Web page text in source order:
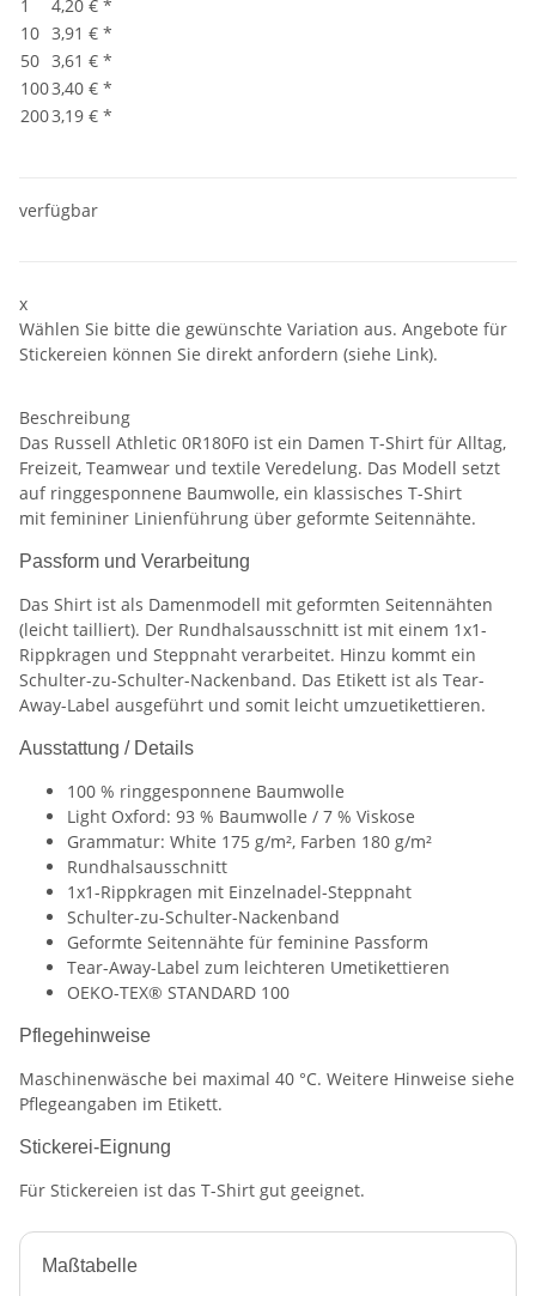
1 4,20 € *
10 3,91 € *
50 3,61 € *
1003,40 € *
2003,19 € *
verfügbar
x
Wählen Sie bitte die gewünschte Variation aus. Angebote für
Stickereien können Sie direkt anfordern (siehe Link).
Beschreibung
Das Russell Athletic 0R180F0 ist ein Damen T-Shirt für Alltag,
Freizeit, Teamwear und textile Veredelung. Das Modell setzt
auf ringgesponnene Baumwolle, ein klassisches T-Shirt
mit femininer Linienführung über geformte Seitennähte.
Passform und Verarbeitung
Das Shirt ist als Damenmodell mit geformten Seitennähten
(leicht tailliert). Der Rundhalsausschnitt ist mit einem 1x1-
Rippkragen und Steppnaht verarbeitet. Hinzu kommt ein
Schulter-zu-Schulter-Nackenband. Das Etikett ist als Tear-
Away-Label ausgeführt und somit leicht umzuetikettieren.
Ausstattung / Details
100 % ringgesponnene Baumwolle
Light Oxford: 93 % Baumwolle / 7 % Viskose
Grammatur: White 175 g/m², Farben 180 g/m²
Rundhalsausschnitt
1x1-Rippkragen mit Einzelnadel-Steppnaht
Schulter-zu-Schulter-Nackenband
Geformte Seitennähte für feminine Passform
Tear-Away-Label zum leichteren Umetikettieren
OEKO-TEX® STANDARD 100
Pflegehinweise
Maschinenwäsche bei maximal 40 °C. Weitere Hinweise siehe
Pflegeangaben im Etikett.
Stickerei-Eignung
Für Stickereien ist das T-Shirt gut geeignet.
Maßtabelle